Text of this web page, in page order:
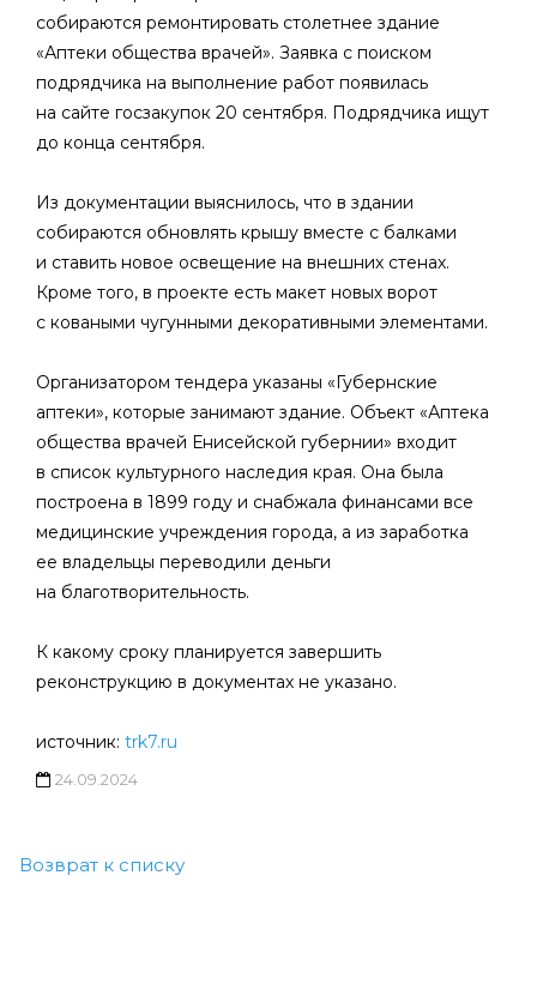
собираются ремонтировать столетнее здание
«Аптеки общества врачей». Заявка с поиском
подрядчика на выполнение работ появилась
на сайте госзакупок 20 сентября. Подрядчика ищут
до конца сентября.
Из документации выяснилось, что в здании
собираются обновлять крышу вместе с балками
и ставить новое освещение на внешних стенах.
Кроме того, в проекте есть макет новых ворот
с коваными чугунными декоративными элементами.
Организатором тендера указаны «Губернские
аптеки», которые занимают здание. Объект «Аптека
общества врачей Енисейской губернии» входит
в список культурного наследия края. Она была
построена в 1899 году и снабжала финансами все
медицинские учреждения города, а из заработка
ее владельцы переводили деньги
на благотворительность.
К какому сроку планируется завершить
реконструкцию в документах не указано.
источник: trk7.ru
24.09.2024
Возврат к списку